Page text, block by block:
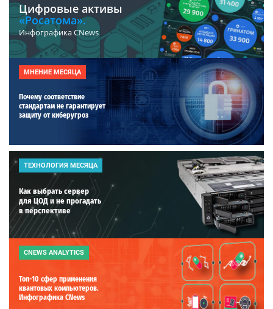
Цифровые активы
«Росатома».
Инфографика CNews
МНЕНИЕ МЕСЯЦА
Почему соответствие
стандартам не гарантирует
защиту от киберугроз
ТЕХНОЛОГИЯ МЕСЯЦА
Как выбрать сервер
для ЦОД и не прогадать
в перспективе
CNEWS ANALYTICS
Топ-10 сфер применения
квантовых компьютеров.
Инфографика CNews